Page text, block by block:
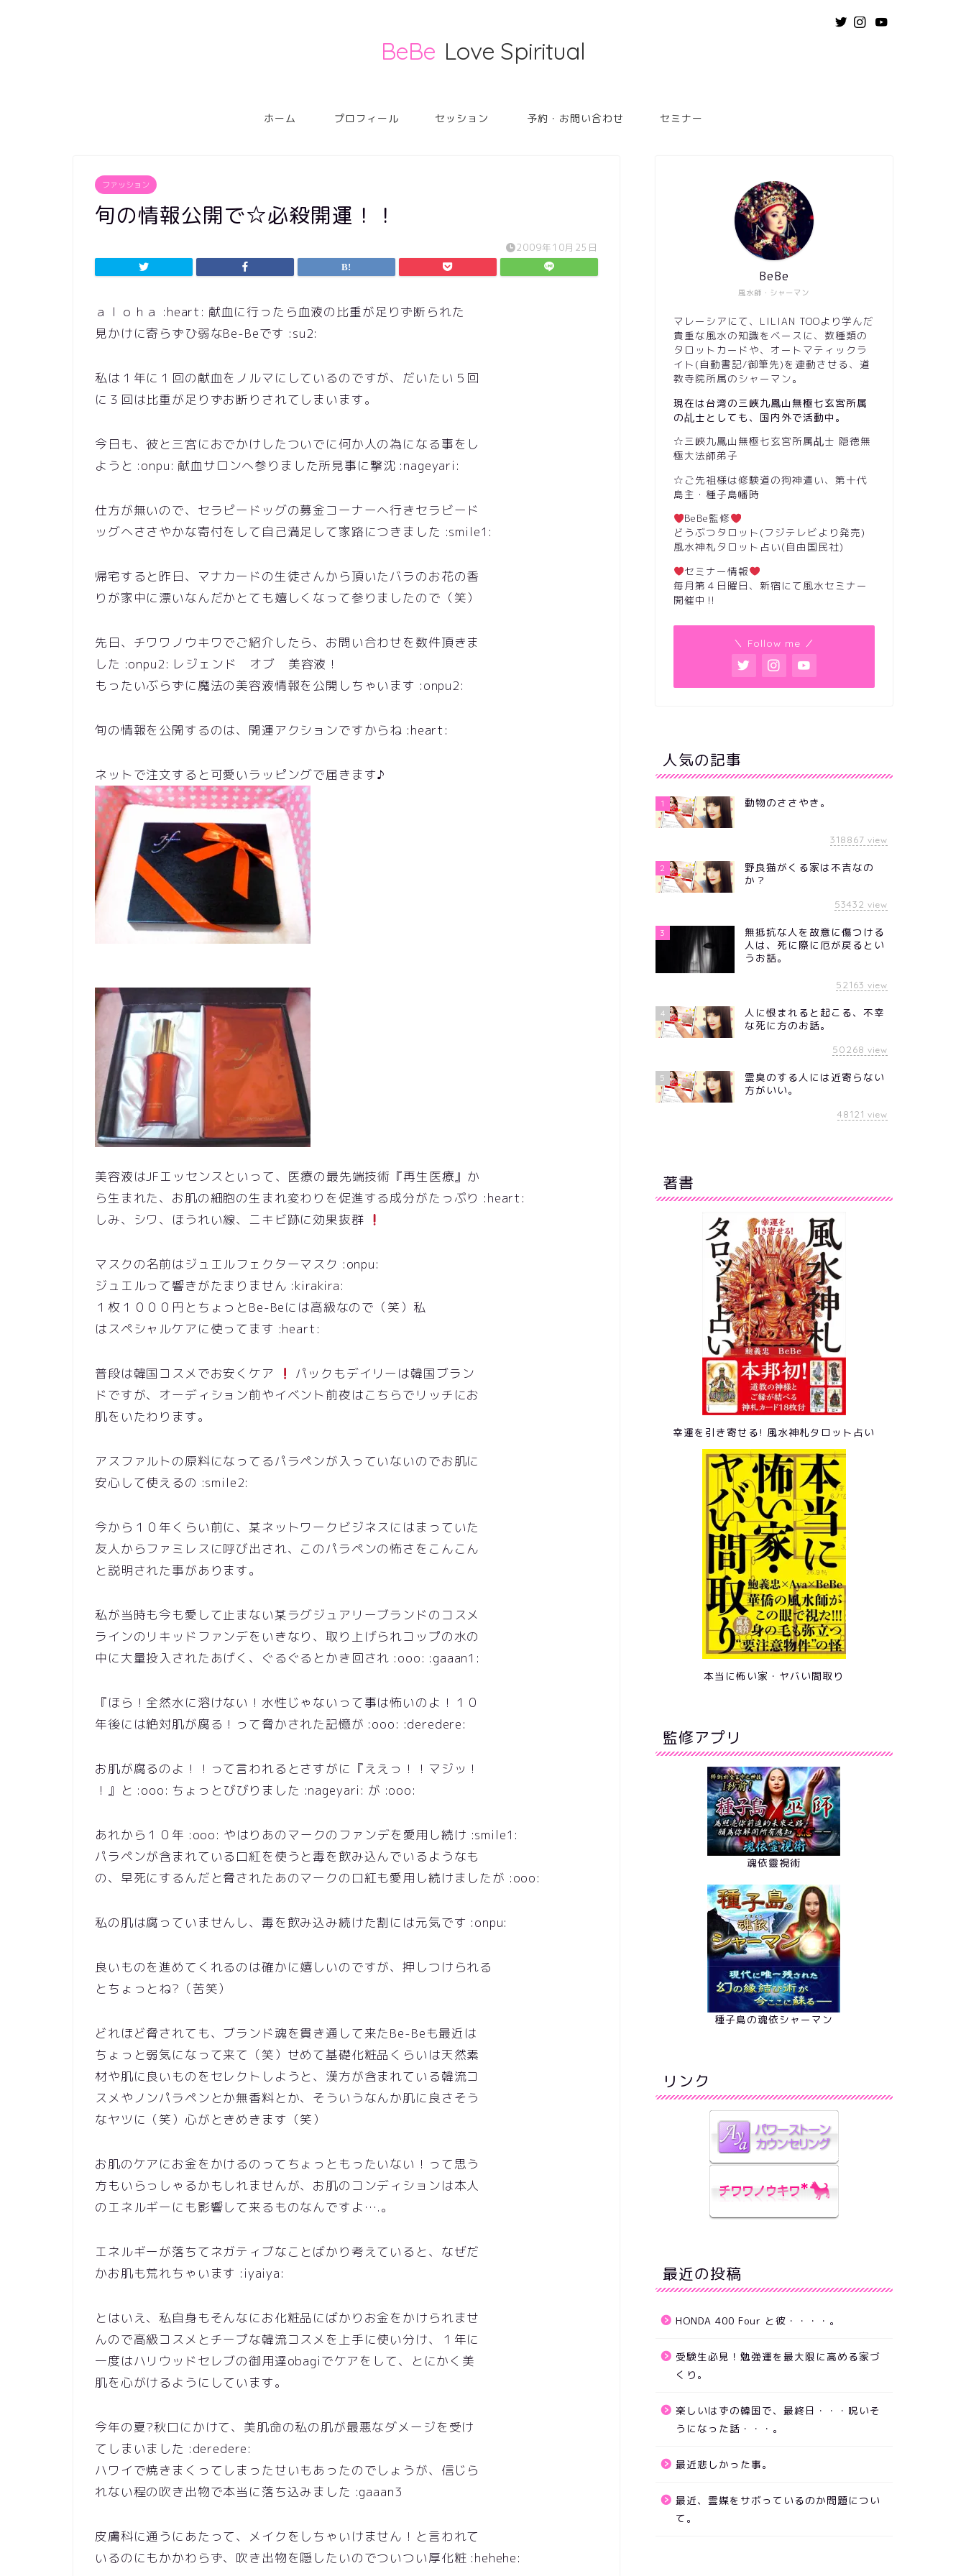
BeBe Love Spiritual
ホーム プロフィール セッション 予約・お問い合わせ セミナー
ファッション
旬の情報公開で☆必殺開運！！
2009年10月25日
ａｌｏｈａ :heart: 献血に行ったら血液の比重が足りず断られた
見かけに寄らずひ弱なBe-Beです :su2:
私は１年に１回の献血をノルマにしているのですが、だいたい５回
に３回は比重が足りずお断りされてしまいます。
今日も、彼と三宮におでかけしたついでに何か人の為になる事をし
ようと :onpu: 献血サロンへ参りました所見事に撃沈 :nageyari:
仕方が無いので、セラピードッグの募金コーナーへ行きセラビード
ッグへささやかな寄付をして自己満足して家路につきました :smile1:
帰宅すると昨日、マナカードの生徒さんから頂いたバラのお花の香
りが家中に漂いなんだかとても嬉しくなって参りましたので（笑）
先日、チワワノウキワでご紹介したら、お問い合わせを数件頂きま
した :onpu2: レジェンド オブ 美容液！
もったいぶらずに魔法の美容液情報を公開しちゃいます :onpu2:
旬の情報を公開するのは、開運アクションですからね :heart:
ネットで注文すると可愛いラッピングで届きます♪
美容液はJFエッセンスといって、医療の最先端技術『再生医療』か
ら生まれた、お肌の細胞の生まれ変わりを促進する成分がたっぷり :heart:
しみ、シワ、ほうれい線、ニキビ跡に効果抜群
マスクの名前はジュエルフェクターマスク :onpu:
ジュエルって響きがたまりません :kirakira:
１枚１０００円とちょっとBe-Beには高級なので（笑）私
はスペシャルケアに使ってます :heart:
普段は韓国コスメでお安くケア
パックもデイリーは韓国ブラン
ドですが、オーディション前やイベント前夜はこちらでリッチにお
肌をいたわります。
アスファルトの原料になってるパラペンが入っていないのでお肌に
安心して使えるの :smile2:
今から１０年くらい前に、某ネットワークビジネスにはまっていた
友人からファミレスに呼び出され、このパラペンの怖さをこんこん
と説明された事があります。
私が当時も今も愛して止まない某ラグジュアリーブランドのコスメ
ラインのリキッドファンデをいきなり、取り上げられコップの水の
中に大量投入されたあげく、ぐるぐるとかき回され :ooo: :gaaan1:
『ほら！全然水に溶けない！水性じゃないって事は怖いのよ！１０
年後には絶対肌が腐る！って脅かされた記憶が :ooo: :deredere:
お肌が腐るのよ！！って言われるとさすがに『ええっ！！マジッ！
！』と :ooo: ちょっとびびりました :nageyari: が :ooo:
あれから１０年 :ooo: やはりあのマークのファンデを愛用し続け :smile1:
パラペンが含まれている口紅を使うと毒を飲み込んでいるようなも
の、早死にするんだと脅されたあのマークの口紅も愛用し続けましたが :ooo:
私の肌は腐っていませんし、毒を飲み込み続けた割には元気です :onpu:
良いものを進めてくれるのは確かに嬉しいのですが、押しつけられる
とちょっとね?（苦笑）
どれほど脅されても、ブランド魂を貫き通して来たBe-Beも最近は
ちょっと弱気になって来て（笑）せめて基礎化粧品くらいは天然素
材や肌に良いものをセレクトしようと、漢方が含まれている韓流コ
スメやノンパラペンとか無香料とか、そういうなんか肌に良さそう
なヤツに（笑）心がときめきます（笑）
お肌のケアにお金をかけるのってちょっともったいない！って思う
方もいらっしゃるかもしれませんが、お肌のコンディションは本人
のエネルギーにも影響して来るものなんですよ….。
エネルギーが落ちてネガティブなことばかり考えていると、なぜだ
かお肌も荒れちゃいます :iyaiya:
とはいえ、私自身もそんなにお化粧品にばかりお金をかけられませ
んので高級コスメとチープな韓流コスメを上手に使い分け、１年に
一度はハリウッドセレブの御用達obagiでケアをして、とにかく美
肌を心がけるようにしています。
今年の夏?秋口にかけて、美肌命の私の肌が最悪なダメージを受け
てしまいました :deredere:
ハワイで焼きまくってしまったせいもあったのでしょうが、信じら
れない程の吹き出物で本当に落ち込みました :gaaan3
皮膚科に通うにあたって、メイクをしちゃいけません！と言われて
いるのにもかかわらず、吹き出物を隠したいのでついつい厚化粧 :hehehe:
風水師・シャーマン
BeBe
マレーシアにて、LILIAN TOOより学んだ
貴重な風水の知識をベースに、数種類の
タロットカードや、オートマティックラ
イト(自動書記/御筆先)を連動させる、道
教寺院所属のシャーマン。
現在は台湾の三峽九鳳山無極七玄宮所属
の乩士としても、国内外で活動中。
☆三峽九鳳山無極七玄宮所属乩士 隠徳無
極大法師弟子
☆ご先祖様は修験道の狗神遣い、第十代
島主・種子島幡時
BeBe監修
どうぶつタロット(フジテレビより発売)
風水神札タロット占い(自由国民社)
セミナー情報
毎月第４日曜日、新宿にて風水セミナー
開催中‼︎
＼ Follow me ／
人気の記事
1 動物のささやき。
318867 view
2
野良猫がくる家は不吉なの
か？
53432 view
3
無抵抗な人を故意に傷つける
人は、死に際に厄が戻るとい
うお話。
52163 view
4
人に恨まれると起こる、不幸
な死に方のお話。
50268 view
5
霊臭のする人には近寄らない
方がいい。
48121 view
著書
幸運を引き寄せる! 風水神札タロット占い
本当に怖い家・ヤバい間取り
監修アプリ
魂依靈視術
種子島の魂依シャーマン
リンク
最近の投稿
HONDA 400 Four と彼・・・・。
受験生必見！勉強運を最大限に高める家づ
くり。
楽しいはずの韓国で、最終日・・・呪いそ
うになった話・・・。
最近悲しかった事。
最近、霊媒をサボっているのか問題につい
て。